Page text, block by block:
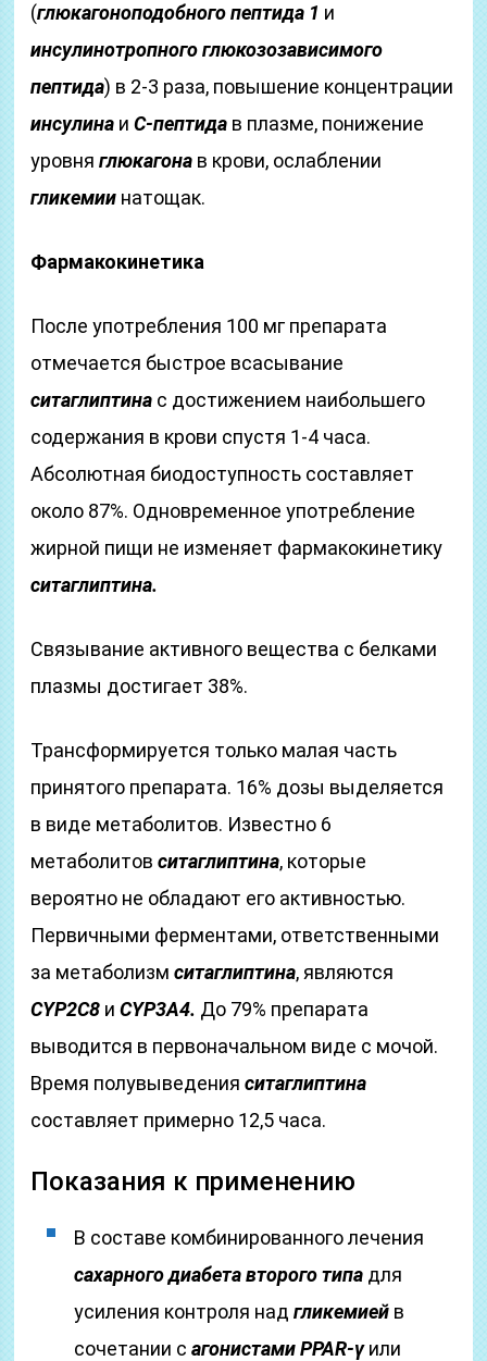
(глюкагоноподобного пептида 1 и
инсулинотропного глюкозозависимого
пептида) в 2-3 раза, повышение концентрации
инсулина иС-пептида в плазме, понижение
уровняглюкагона в крови, ослаблении
гликемии натощак.
Фармакокинетика
После употребления 100 мг препарата
отмечается быстрое всасывание
ситаглиптина с достижением наибольшего
содержания в крови спустя 1-4 часа.
Абсолютная биодоступность составляет
около 87%. Одновременное употребление
жирной пищи не изменяет фармакокинетику
ситаглиптина.
Связывание активного вещества с белками
плазмы достигает 38%.
Трансформируется только малая часть
принятого препарата. 16% дозы выделяется
в виде метаболитов. Известно 6
метаболитовситаглиптина, которые
вероятно не обладают его активностью.
Первичными ферментами, ответственными
за метаболизмситаглиптина, являются
CYP2C8 и CYP3A4. До 79% препарата
выводится в первоначальном виде с мочой.
Время полувыведенияситаглиптина
составляет примерно 12,5 часа.
Показания к применению
В составе комбинированного лечения
сахарного диабета второго типа для
усиления контроля надгликемией в
сочетании сагонистами PPAR-γили